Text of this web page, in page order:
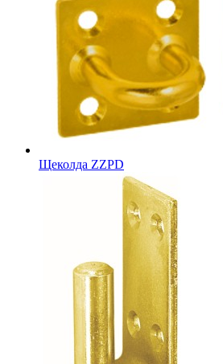
Щеколда ZZPD